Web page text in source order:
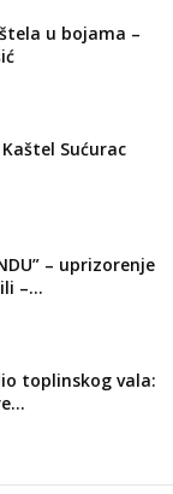
u bojama –
Kaštel Sućurac
– uprizorenje
–...
toplinskog vala: